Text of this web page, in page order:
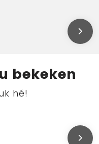
bekeken
hé!